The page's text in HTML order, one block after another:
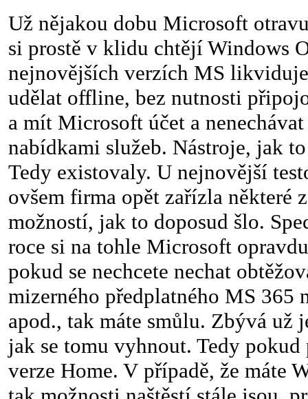
Už nějakou dobu Microsoft
si prostě v klidu chtějí Windows
nejnovějších verzích MS
udělat offline, bez nutnosti
a mít Microsoft účet a
nabídkami služeb. Nástroje, jak
Tedy existovaly. U nejnovější
ovšem firma opět zařízla některé
možností, jak to doposud šlo.
roce si na tohle Microsoft
pokud se nechcete nechat
mizerného předplatného MS 365
apod., tak máte smůlu. Zbývá už
jak se tomu vyhnout. Tedy
verze Home. V případě, že máte